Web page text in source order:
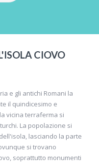
CIOVO
e gli antichi Romani la
il quindicesimo e
vicina terraferma si
La popolazione si
lasciando la parte
si trovano
soprattutto monumenti